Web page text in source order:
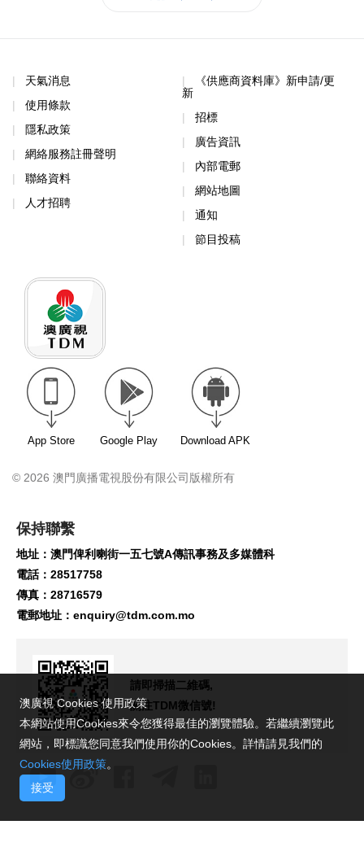
天氣消息
使用條款
隱私政策
網絡服務註冊聲明
聯絡資料
人才招聘
《供應商資料庫》新申請/更
新
招標
廣告資訊
內部電郵
網站地圖
通知
節目投稿
App Store Google Play Download APK
© 2026 澳門廣播電視股份有限公司版權所有
保持聯繫
地址：澳門俾利喇街一五七號A傳訊事務及多媒體科
電話：28517758
傳真：28716579
電郵地址： enquiry@tdm.com.mo
請即掃描二維碼,
關注TDM微信號!
澳廣視 Cookies 使用政策
本網站使用Cookies來令您獲得最佳的瀏覽體驗。若繼續瀏覽此
網站，即標識您同意我們使用你的Cookies。詳情請見我們的
Cookies使用政策。
接受